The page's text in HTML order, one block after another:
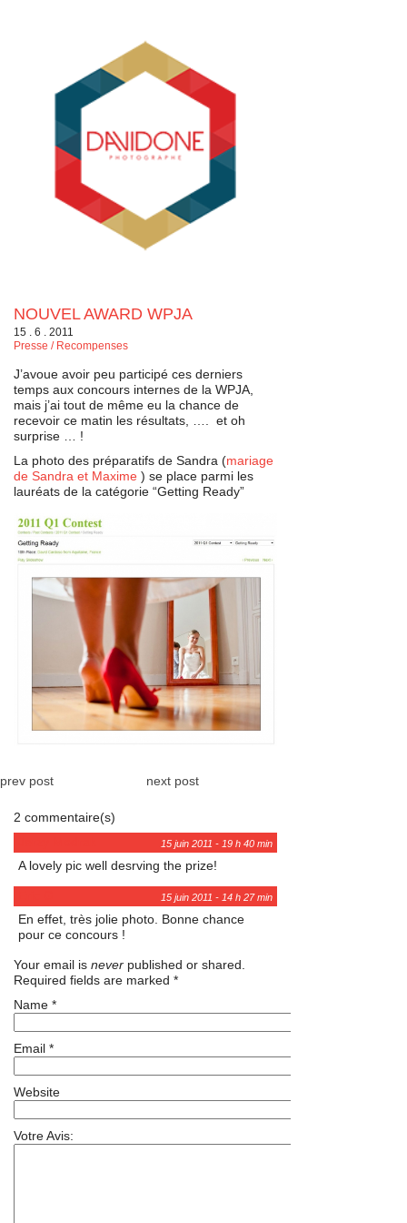
NOUVEL AWARD WPJA
15 . 6 . 2011
Presse / Recompenses
J’avoue avoir peu participé ces derniers
temps aux concours internes de la WPJA,
mais j’ai tout de même eu la chance de
recevoir ce matin les résultats, …. et oh
surprise … !
La photo des préparatifs de Sandra (mariage
de Sandra et Maxime ) se place parmi les
lauréats de la catégorie “Getting Ready”
prev post next post
2 commentaire(s)
15 juin 2011 - 19 h 40 min
A lovely pic well desrving the prize!
15 juin 2011 - 14 h 27 min
En effet, très jolie photo. Bonne chance
pour ce concours !
Your email is never published or shared.
Required fields are marked *
Name *
Email *
Website
Votre Avis: